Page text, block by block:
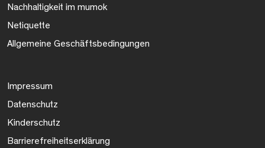
Nachhaltigkeit im mumok
Netiquette
Allgemeine Geschäftsbedingungen
Impressum
Datenschutz
Kinderschutz
Barrierefreiheitserklärung